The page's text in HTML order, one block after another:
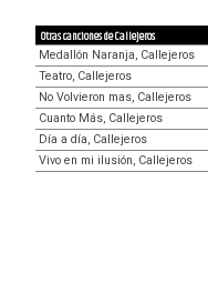
Otras canciones de Callejeros
Medallón Naranja, Callejeros
Teatro, Callejeros
No Volvieron mas, Callejeros
Cuanto Más, Callejeros
Día a día, Callejeros
Vivo en mi ilusión, Callejeros